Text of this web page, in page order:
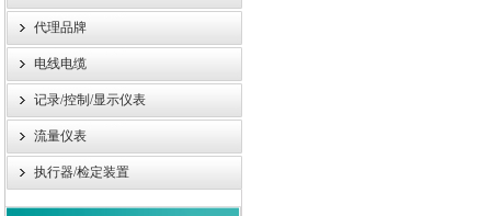
代理品牌
电线电缆
记录/控制/显示仪表
流量仪表
执行器/检定装置